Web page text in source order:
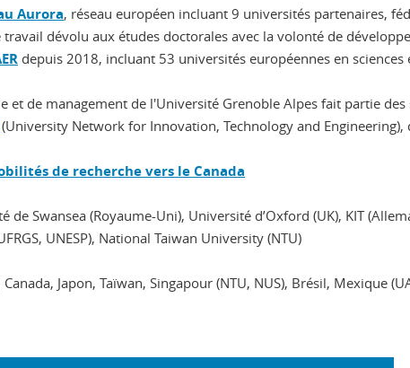
Aurora, réseau européen incluant 9 universités partenaires,
travail dévolu aux études doctorales avec la volonté de
depuis 2018, incluant 53 universités européennes en
et de management de l'Université Grenoble Alpes fait partie
(University Network for Innovation, Technology and
de recherche vers le Canada
de Swansea (Royaume-Uni), Université d’Oxford (UK), KIT
UNESP), National Taiwan University (NTU)
Canada, Japon, Taïwan, Singapour (NTU, NUS), Brésil, Mexique